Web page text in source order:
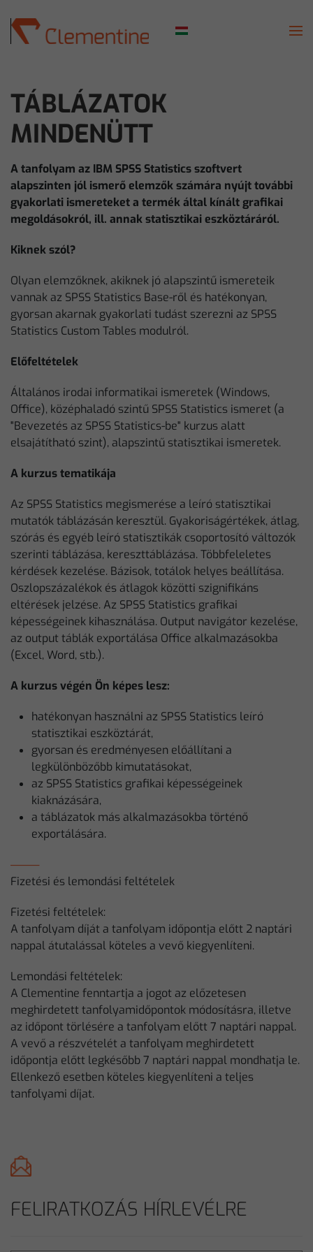
Skip to main content
TÁBLÁZATOK
MINDENÜTT
A tanfolyam az IBM SPSS Statistics szoftvert
alapszinten jól ismerő elemzők számára nyújt további
gyakorlati ismereteket a termék által kínált grafikai
megoldásokról, ill. annak statisztikai eszköztáráról.
Kiknek szól?
Olyan elemzőknek, akiknek jó alapszintű ismereteik
vannak az SPSS Statistics Base-ről és hatékonyan,
gyorsan akarnak gyakorlati tudást szerezni az SPSS
Statistics Custom Tables modulról.
Előfeltételek
Általános irodai informatikai ismeretek (Windows,
Office), középhaladó szintű SPSS Statistics ismeret (a
"Bevezetés az SPSS Statistics-be" kurzus alatt
elsajátítható szint), alapszintű statisztikai ismeretek.
A kurzus tematikája
Az SPSS Statistics megismerése a leíró statisztikai
mutatók táblázásán keresztül. Gyakoriságértékek, átlag,
szórás és egyéb leíró statisztikák csoportosító változók
szerinti táblázása, kereszttáblázása. Többfeleletes
kérdések kezelése. Bázisok, totálok helyes beállítása.
Oszlopszázalékok és átlagok közötti szignifikáns
eltérések jelzése. Az SPSS Statistics grafikai
képességeinek kihasználása. Output navigátor kezelése,
az output táblák exportálása Office alkalmazásokba
(Excel, Word, stb.).
A kurzus végén Ön képes lesz:
hatékonyan használni az SPSS Statistics leíró
statisztikai eszköztárát,
gyorsan és eredményesen előállítani a
legkülönbözőbb kimutatásokat,
az SPSS Statistics grafikai képességeinek
kiaknázására,
a táblázatok más alkalmazásokba történő
exportálására.
Fizetési és lemondási feltételek
Fizetési feltételek:
A tanfolyam díját a tanfolyam időpontja előtt 2 naptári
nappal átutalással köteles a vevő kiegyenlíteni.
Lemondási feltételek:
A Clementine fenntartja a jogot az előzetesen
meghirdetett tanfolyamidőpontok módosításra, illetve
az időpont törlésére a tanfolyam előtt 7 naptári nappal.
A vevő a részvételét a tanfolyam meghirdetett
időpontja előtt legkésőbb 7 naptári nappal mondhatja le.
Ellenkező esetben köteles kiegyenlíteni a teljes
tanfolyami díjat.
FELIRATKOZÁS HÍRLEVÉLRE